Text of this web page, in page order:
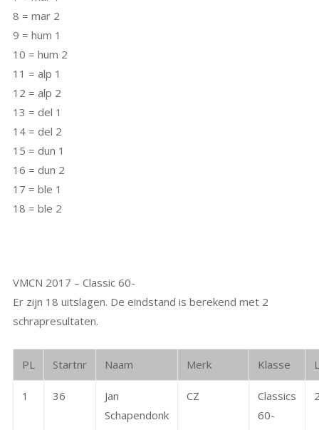
8 = mar 2
9 = hum 1
10 = hum 2
11 = alp 1
12 = alp 2
13 = del 1
14 = del 2
15 = dun 1
16 = dun 2
17 = ble 1
18 = ble 2
VMCN 2017 – Classic 60-
Er zijn 18 uitslagen. De eindstand is berekend met 2
schrapresultaten.
PL Startnr Naam Merk Klasse
1 36
Jan
Schapendonk
CZ
Classics
60-